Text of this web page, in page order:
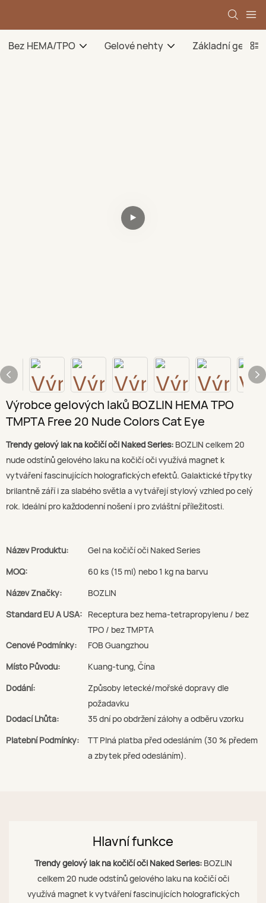
Bez HEMA/TPO Gelové nehty Základní gel
Výrobce gelových laků BOZLIN HEMA TPO
TMPTA Free 20 Nude Colors Cat Eye
Trendy gelový lak na kočičí oči Naked Series: BOZLIN celkem 20
nude odstínů gelového laku na kočičí oči využívá magnet k
vytváření fascinujících holografických efektů. Galaktické třpytky
brilantně září i za slabého světla a vytvářejí stylový vzhled po celý
rok. Ideální pro každodenní nošení i pro zvláštní příležitosti.
Název Produktu:
Gel na kočičí oči Naked Series
MOQ:
60 ks (15 ml) nebo 1 kg na barvu
Název Značky:
BOZLIN
Standard EU A USA: Receptura bez hema-tetrapropylenu / bez
TPO / bez TMPTA
Cenové Podmínky:
FOB Guangzhou
Místo Původu:
Kuang-tung, Čína
Dodání:
Způsoby letecké/mořské dopravy dle
požadavku
Dodací Lhůta:
35 dní po obdržení zálohy a odběru vzorku
Platební Podmínky:
TT Plná platba před odesláním (30 % předem
a zbytek před odesláním).
Hlavní funkce
Trendy gelový lak na kočičí oči Naked Series:BOZLIN
celkem 20 nude odstínů gelového laku na kočičí oči
využívá magnet k vytváření fascinujících holografických